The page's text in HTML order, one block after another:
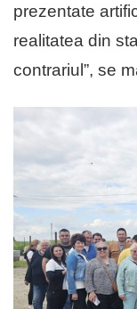
prezentate
realitatea din
contrariul”, se